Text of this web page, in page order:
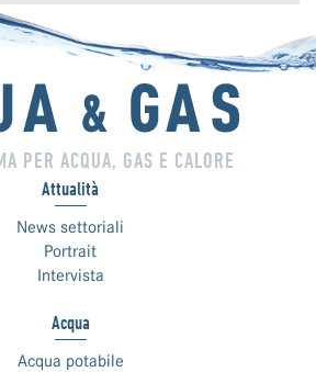
PER ACQUA, GAS E CALORE
Attualità
News settoriali
Portrait
Intervista
Acqua
Acqua potabile